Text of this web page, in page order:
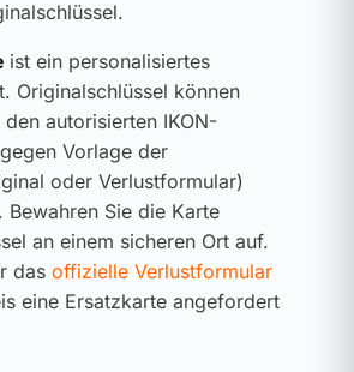
ist ein personalisiertes
Originalschlüssel können
autorisierten IKON-
Vorlage der
oder Verlustformular)
Sie die Karte
an einem sicheren Ort auf.
das offizielle Verlustformular
eine Ersatzkarte angefordert